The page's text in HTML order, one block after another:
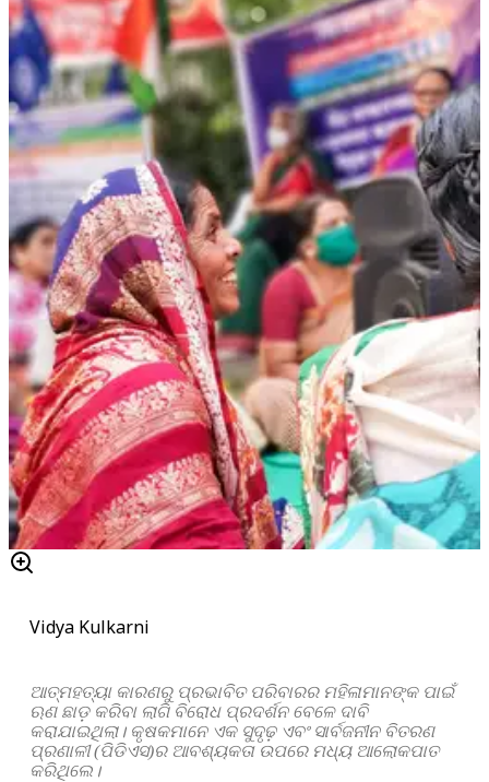
Vidya Kulkarni
ଆତ୍ମହତ୍ୟା କାରଣରୁ ପ୍ରଭାବିତ ପରିବାରର ମହିଳାମାନଙ୍କ ପାଇଁ
ଋଣ ଛାଡ଼ କରିବା ଲାଗି ବିରୋଧ ପ୍ରଦର୍ଶନ ବେଳେ ଦାବି
କରାଯାଇଥିଲା। କୃଷକମାନେ ଏକ ସୁଦୃଢ଼ ଏବଂ ସାର୍ବଜନୀନ ବିତରଣ
ପ୍ରଣାଳୀ (ପିଡିଏସ)ର ଆବଶ୍ୟକତା ଉପରେ ମଧ୍ୟ ଆଲୋକପାତ
କରିଥିଲେ।